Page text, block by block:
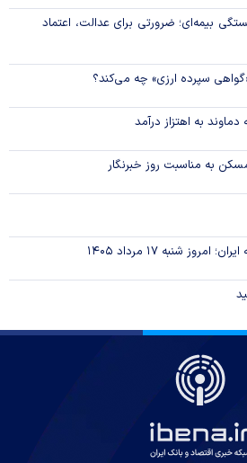
بیمه‌ای؛ ضرورتی برای عدالت، اعتماد
سپرده ارزی» چه می‌کند؟
به اهتزاز درآمد
به مناسبت روز خبرنگار
شنبه ۱۷ مرداد ۱۴۰۵